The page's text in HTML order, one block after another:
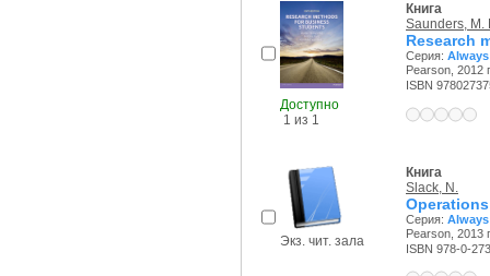
Доступно
1 из 1
Книга
Saunders, M.
Research
Серия:
Pearson, 2012
ISBN
Экз. чит. зала
Книга
Slack, N.
Серия:
Pearson, 2013
ISBN 978-0-